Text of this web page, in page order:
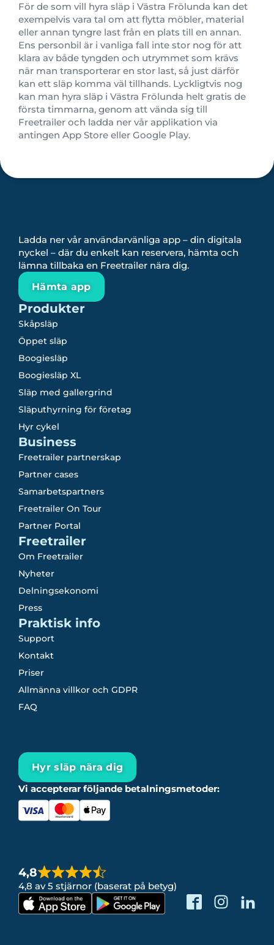
För de som vill hyra släp i Västra Frölunda kan det
exempelvis vara tal om att flytta möbler, material
eller annan tyngre last från en plats till en annan.
Ens personbil är i vanliga fall inte stor nog för att
klara av både tyngden och utrymmet som krävs
när man transporterar en stor last, så just därför
kan ett släp komma väl tillhands. Lyckligtvis nog
kan man hyra släp i Västra Frölunda helt gratis de
första timmarna, genom att vända sig till
Freetrailer och ladda ner vår applikation via
antingen App Store eller Google Play.
Ladda ner vår användarvänliga app – din digitala
nyckel – där du enkelt kan reservera, hämta och
lämna tillbaka en Freetrailer nära dig.
Hämta app
Produkter
Skåpsläp
Öppet släp
Boogiesläp
Boogiesläp XL
Släp med gallergrind
Släputhyrning för företag
Hyr cykel
Business
Freetrailer partnerskap
Partner cases
Samarbetspartners
Freetrailer On Tour
Partner Portal
Freetrailer
Om Freetrailer
Nyheter
Delningsekonomi
Press
Praktisk info
Support
Kontakt
Priser
Allmänna villkor och GDPR
FAQ
Hyr släp nära dig
Vi accepterar följande betalningsmetoder:
4,8
4,8 av 5 stjärnor (baserat på betyg)